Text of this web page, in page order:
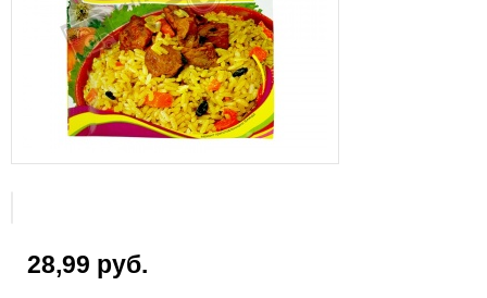
28,99 руб.